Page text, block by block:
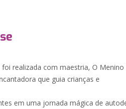
foi realizada com maestria, O
que guia crianças e
em uma jornada mágica de